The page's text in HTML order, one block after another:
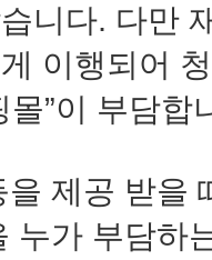
니다. 다만
이행되어
몰”이 부담합
제공 받을
누가 부담하